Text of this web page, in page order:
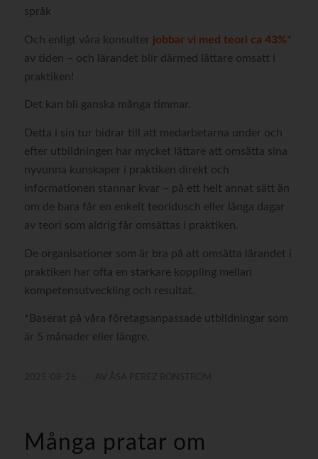
språk
Och enligt våra konsulter jobbar vi med teori ca 43% *
av tiden – och lärandet blir därmed lättare omsatt i
praktiken!
Det kan bli ganska många timmar.
Detta i sin tur bidrar till att medarbetarna under och
efter utbildningen har mycket lättare att omsätta sina
nyvunna kunskaper i praktiken direkt och
informationen stannar kvar – på ett helt annat sätt än
om de bara får en enkelt teoridusch eller långa dagar
av teori som aldrig får omsättas i praktiken.
De organisationer som är bra på att omsätta lärandet i
praktiken har ofta en starkare koppling mellan
kompetensutveckling och resultat.
*Baserat på våra företagsanpassade utbildningar som
är 5 månader eller längre.
Många pratar om